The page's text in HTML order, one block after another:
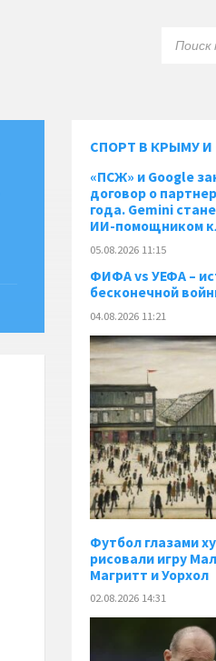
СПОРТ В КРЫМУ
«ПСЖ» и Google
договор о
года. Gemini
ИИ-помощником
05.08.2026 11:15
ФИФА vs УЕФА –
бесконечной
04.08.2026 11:21
Футбол глазами
рисовали игру
Магритт и Уорхол
02.08.2026 14:31